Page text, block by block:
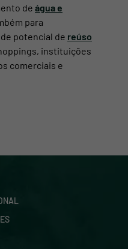
de água e
para
potencial de reúso
instituições
comerciais e